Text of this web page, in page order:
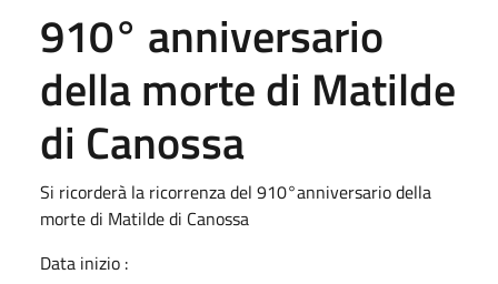
910° anniversario
della morte di Matilde
di Canossa
Si ricorderà la ricorrenza del 910°anniversario della
morte di Matilde di Canossa
Data inizio :